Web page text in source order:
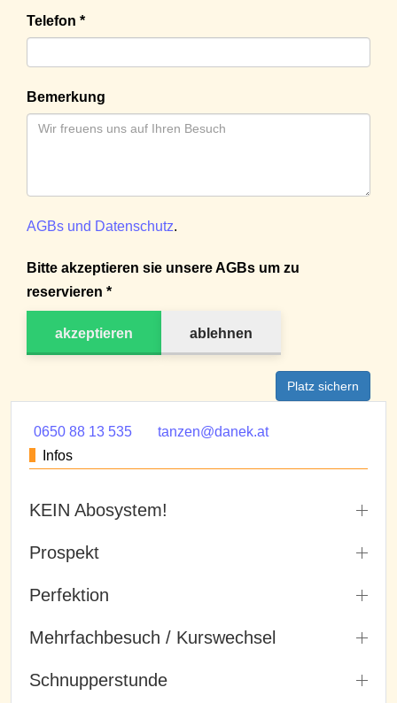
Telefon *
Bemerkung
AGBs und Datenschutz.
Bitte akzeptieren sie unsere AGBs um zu
reservieren *
akzeptieren ablehnen
Platz sichern
0650 88 13 535
tanzen@danek.at
Infos
KEIN Abosystem!
Prospekt
Perfektion
Mehrfachbesuch / Kurswechsel
Schnupperstunde